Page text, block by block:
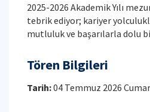
2025-2026 Akademik Yılı
tebrik ediyor; kariyer
mutluluk ve başarılarla dolu
Tören Bilgileri
Tarih:04 Temmuz 2026